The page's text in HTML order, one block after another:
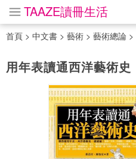
TAAZE讀冊生活
首頁 > 中文書 > 藝術 > 藝術總論 >
用年表讀通西洋藝術史